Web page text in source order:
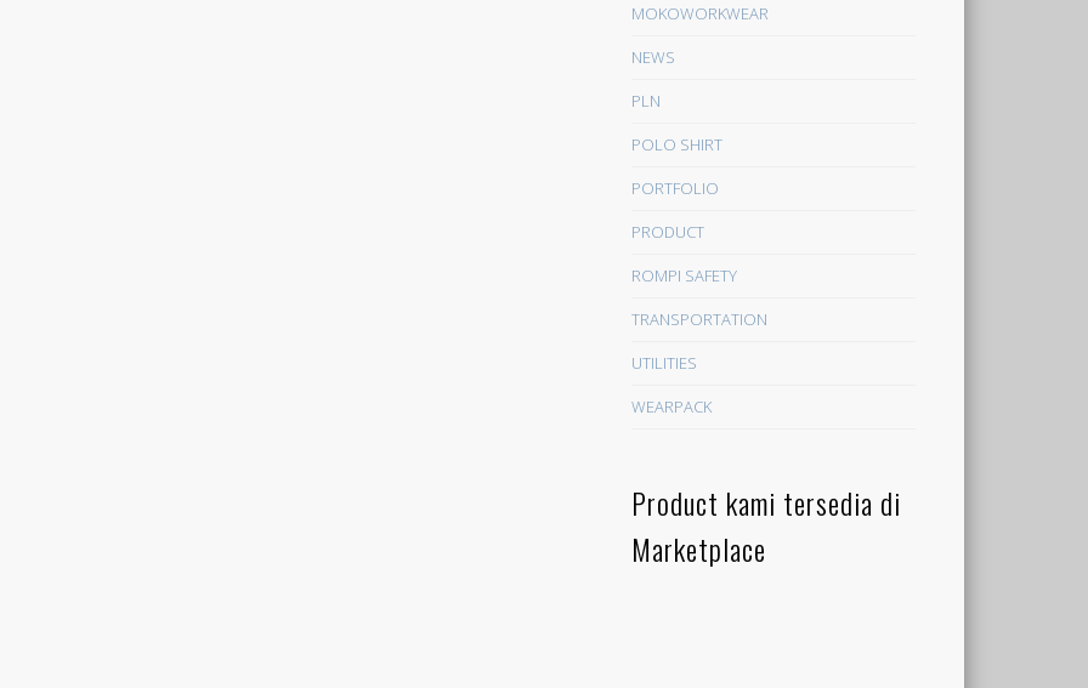
MOKOWORKWEAR
NEWS
PLN
POLO SHIRT
PORTFOLIO
PRODUCT
ROMPI SAFETY
TRANSPORTATION
UTILITIES
WEARPACK
Product kami tersedia di
Marketplace